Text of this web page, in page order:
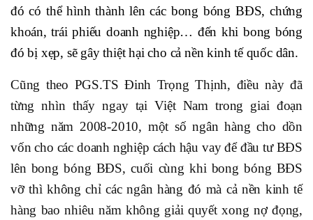
đó có thể hình thành lên các bong bóng BĐS, chứng
khoán, trái phiếu doanh nghiệp… đến khi bong bóng
đó bị xẹp, sẽ gây thiệt hại cho cả nền kinh tế quốc dân.
Cũng theo PGS.TS Đinh Trọng Thịnh, điều này đã
từng nhìn thấy ngay tại Việt Nam trong giai đoạn
những năm 2008-2010, một số ngân hàng cho dồn
vốn cho các doanh nghiệp cách hậu vay để đầu tư BĐS
lên bong bóng BĐS, cuối cùng khi bong bóng BĐS
vỡ thì không chỉ các ngân hàng đó mà cả nền kinh tế
hàng bao nhiêu năm không giải quyết xong nợ đọng,